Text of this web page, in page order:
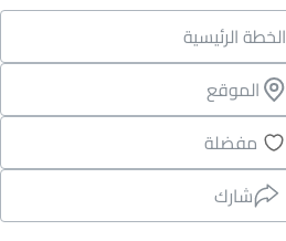
الخطة الرئيسية
الموقع
مفضلة
شارك